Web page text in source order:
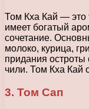
Том Кха Кай — это
имеет богатый
сочетание.
молоко, курица,
придания
чили. Том Кха Кай
3. Том Сап